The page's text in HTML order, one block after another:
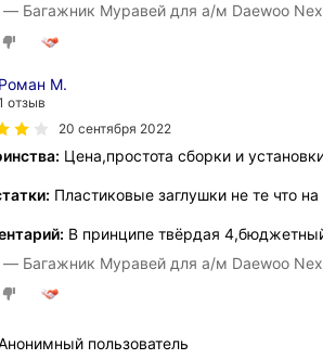
— Багажник Муравей для а/м Daewoo
Роман М.
отзыв
20 сентября 2022
Цена,простота сборки и
Пластиковые заглушки не те что на
В принципе твёрдая
— Багажник Муравей для а/м Daewoo
пользователь